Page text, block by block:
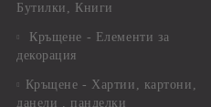
Бутилки, Книги
Кръщене - Елементи за
декорация
Кръщене - Хартии, картони,
данели , панделки